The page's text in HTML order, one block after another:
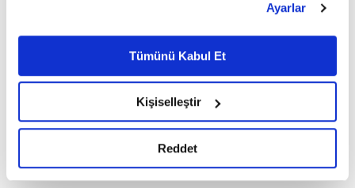
belirleyebilirsiniz. Çerezlere ilişkin detaylı bilgi için
Ayarlar butonuna tıklayabilir,Çerez Bilgilendirme
Metnimizi ziyaret edebilirsiniz.
6698 sayılı Kişisel Verilerin Korunması Kanunu uyarınca
okumak ve sitemizi ziyaretiniz kapsamında
gerçekleştirilen veri işleme faaliyetleri ile ilgili daha
detaylı bilgi almak için lütfentıklayınız.
Ayarlar
Tümünü Kabul Et
Kişiselleştir
Reddet
değerlendiren EG Bilişim Teknolojileri CEO'su
Gökhan Bülbül, dijital pazarlamanın şirketlerin
dijital ortamda müşteri ihtiyaçlarını karşılamadaki
etkisine şu sözlerle değindi: "Dijital dönüşüm
genellikle büyük şirketlerle bağdaştırılsa da